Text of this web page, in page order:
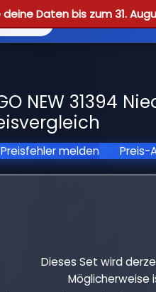
Daten bis zum 31.
Reviews
NEW 31394
Preisfehler melden Preis-
Dieses Set wird
Möglicherweise